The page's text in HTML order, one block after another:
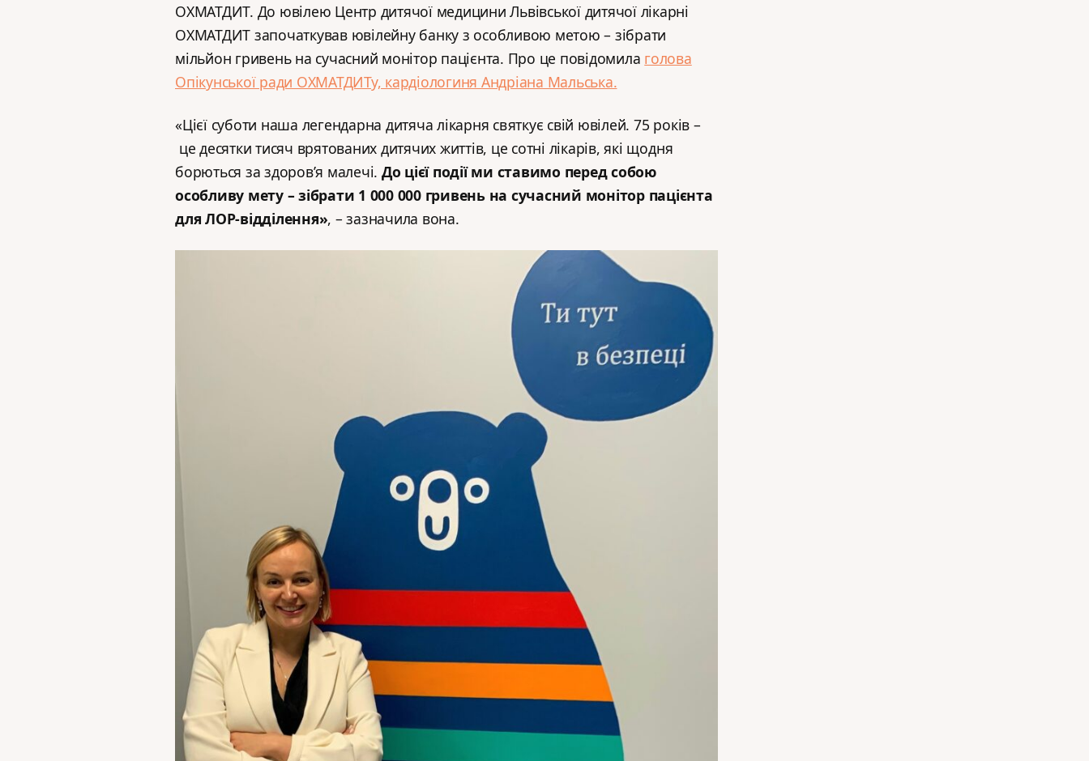
ОХМАТДИТ. До ювілею Центр дитячої медицини Львівської дитячої лікарні
ОХМАТДИТ започаткував ювілейну банку з особливою метою – зібрати
мільйон гривень на сучасний монітор пацієнта. Про це повідомила голова
Опікунської ради ОХМАТДИТу, кардіологиня Андріана Мальська.
«Цієї суботи наша легендарна дитяча лікарня святкує свій ювілей. 75 років –
це десятки тисяч врятованих дитячих життів, це сотні лікарів, які щодня
борються за здоров’я малечі. До цієї події ми ставимо перед собою
особливу мету – зібрати 1 000 000 гривень на сучасний монітор пацієнта
для ЛОР-відділення», – зазначила вона.